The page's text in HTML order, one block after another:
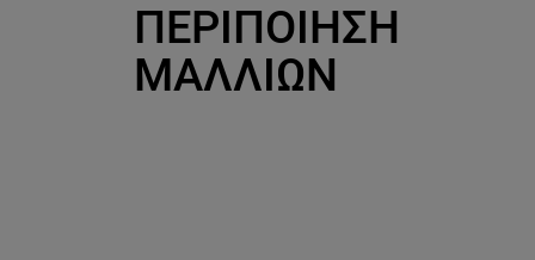
ΠΕΡΙΠΟΙΗΣΗ
ΜΑΛΛΙΩΝ